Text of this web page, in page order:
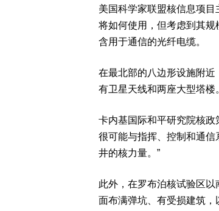
美国科学家联盟核信息项
将如何使用，但考虑到其规
含用于通信的光纤电缆。
在最北部的八边形设施附
有卫星天线和两座大型塔楼
卡内基国际和平研究院核政
很可能与指挥、控制和通
井的核力量。”
此外，在罗布泊核试验区
面布满弹坑、有受损建筑，